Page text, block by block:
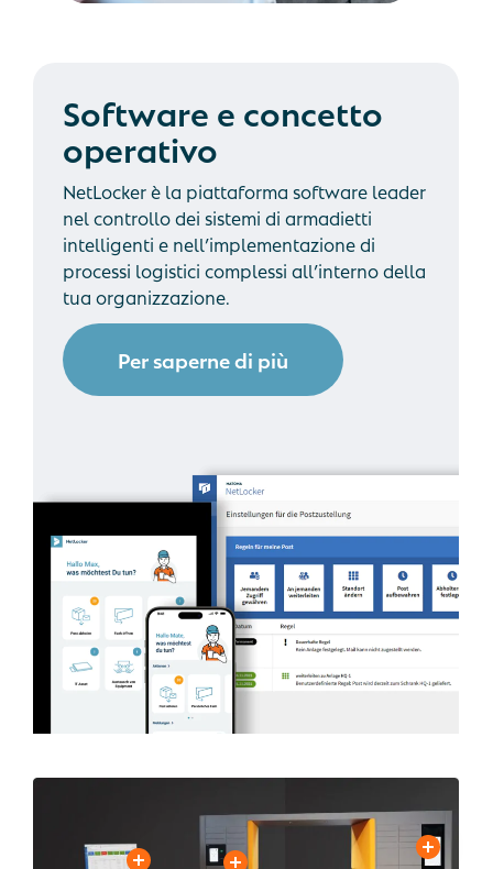
Software e concetto
operativo
NetLocker è la piattaforma software leader
nel controllo dei sistemi di armadietti
intelligenti e nell’implementazione di
processi logistici complessi all’interno della
tua organizzazione.
Per saperne di più